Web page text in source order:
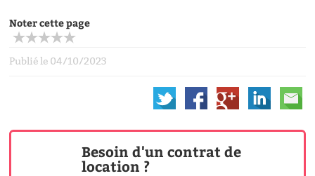
Noter cette page
Publié le 04/10/2023
Besoin d'un contrat de
location ?